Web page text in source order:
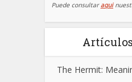
Puede consultaraqui
The Hermit: